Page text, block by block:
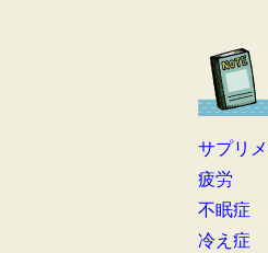
サプリ
疲労
不眠症
冷え症